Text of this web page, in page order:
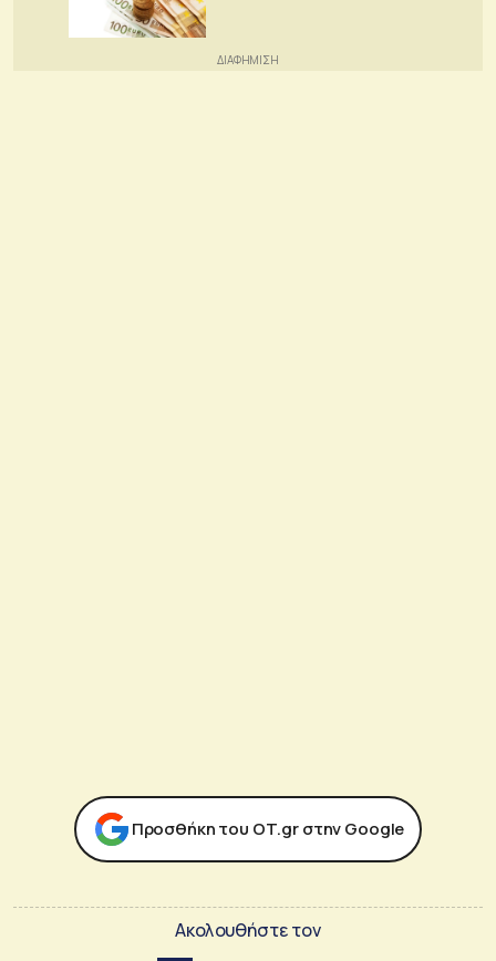
Προσθήκη του ΟΤ.gr στην Google
Ακολουθήστε τον